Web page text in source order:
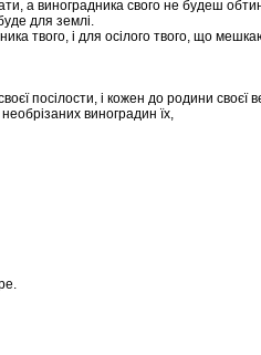
а виноградника свого не будеш
для землі.
твого, і для осілого твого, що
посілости, і кожен до родини своєї
виноградин їх,